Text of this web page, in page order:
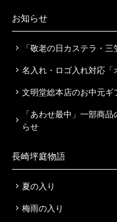
お知らせ
「敬老の日カステラ・
名入れ・ロゴ入れ対応
文明堂総本店のお中元ギ
「あわせ最中」一部商
らせ
長崎坪庭物語
夏の入り
梅雨の入り